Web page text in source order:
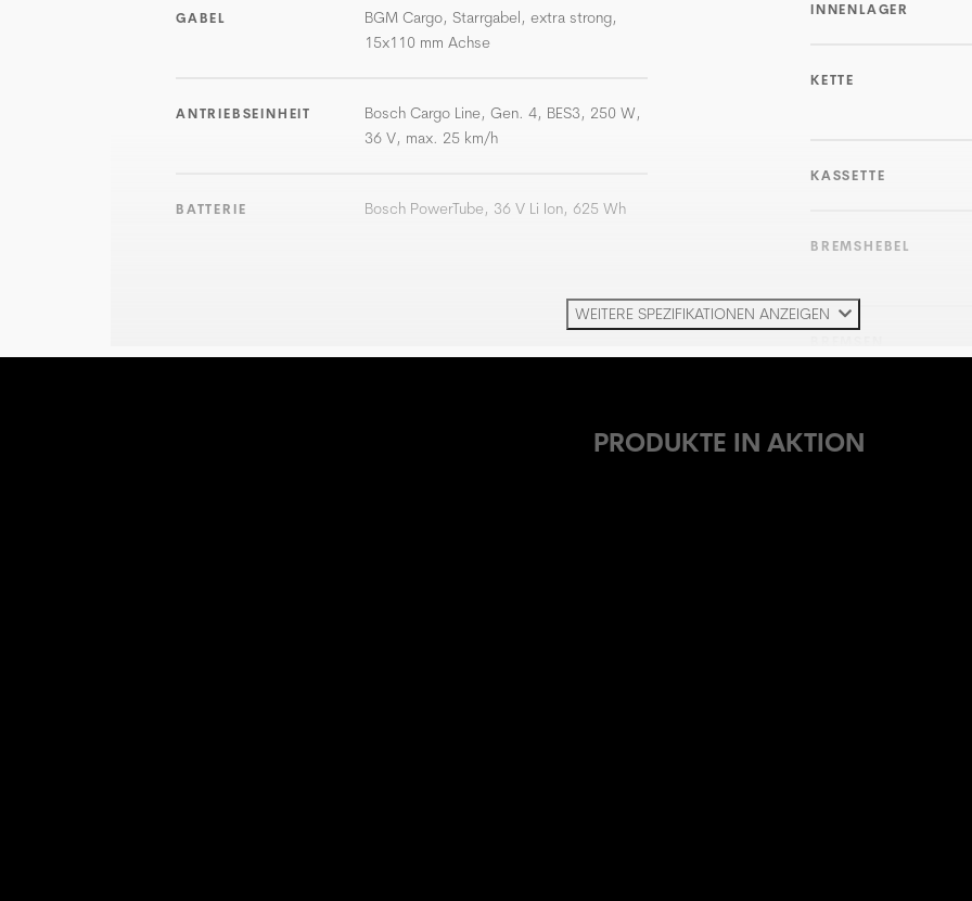
GABEL
BGM Cargo, Starrgabel, extra strong,
15x110 mm Achse
ANTRIEBSEINHEIT
Bosch Cargo Line, Gen. 4, BES3, 250 W,
36 V, max. 25 km/h
BATTERIE Bosch PowerTube, 36 V Li Ion, 625 Wh
INNENLAGER
KETTE
KASSETTE
BREMSHEBEL
WEITERE SPEZIFIKATIONEN ANZEIGEN
PRODUKTE IN AKTION